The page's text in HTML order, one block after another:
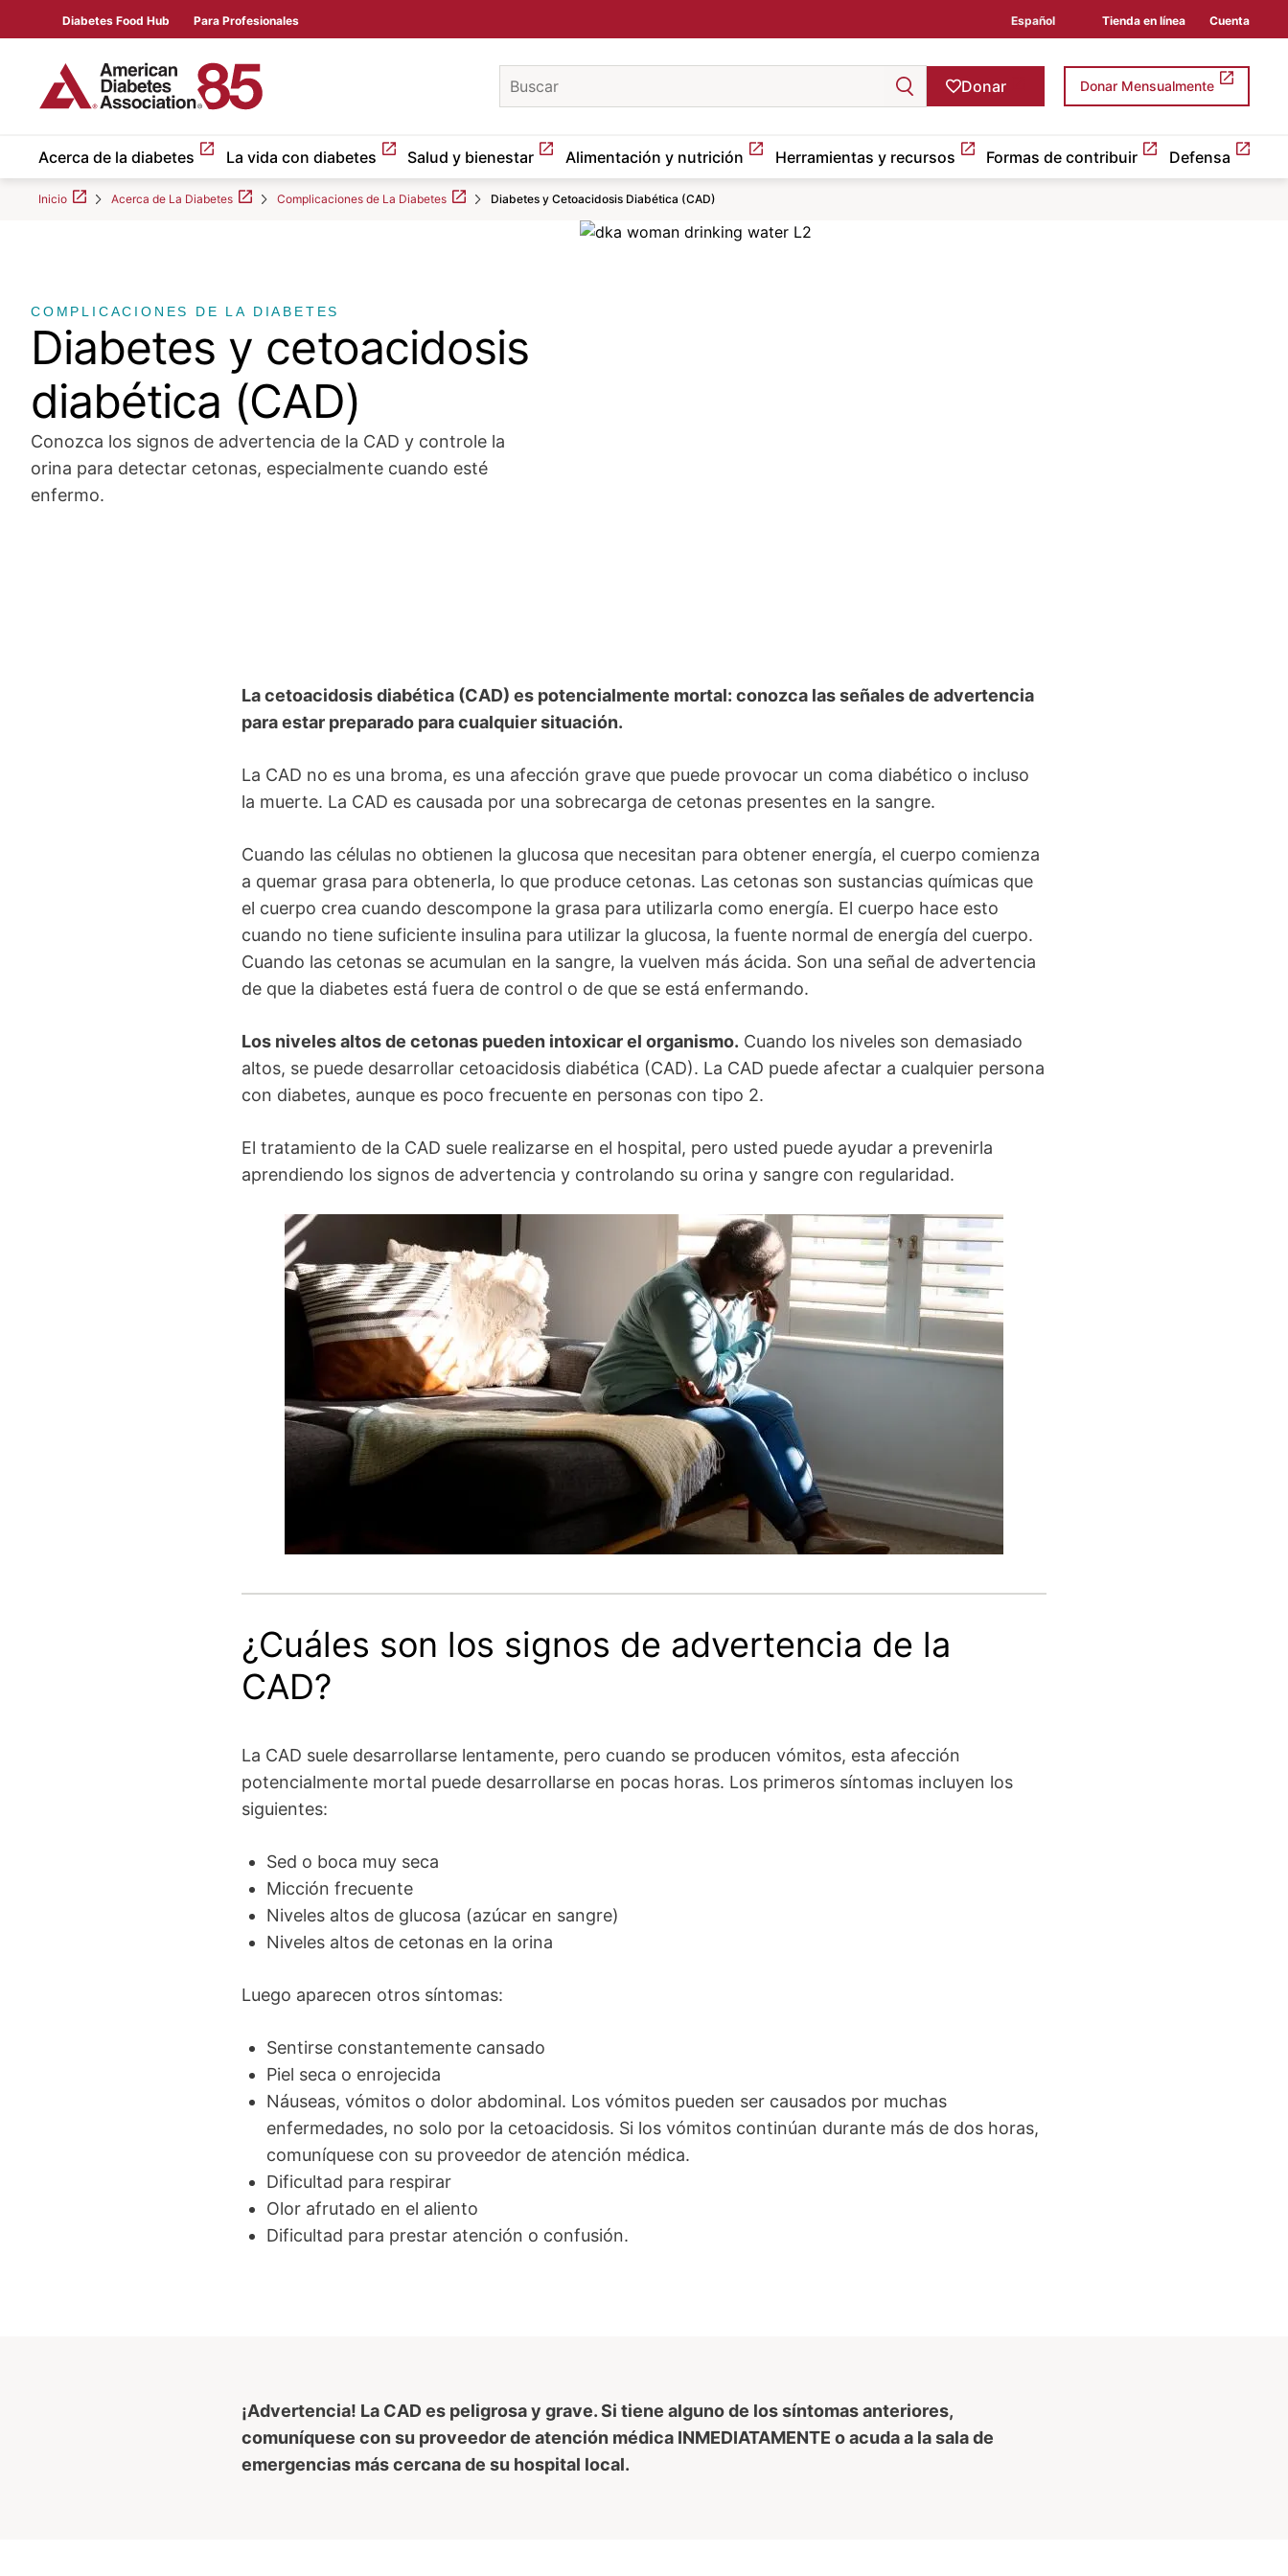
Diabetes Food Hub Para Profesionales Español Tienda en línea Cuenta
keywords Donar Donar Mensualmente
Acerca de la diabetes La vida con diabetes Salud y bienestar Alimentación y nutrición Herramientas y recursos Formas de contribuir Defensa
Inicio Acerca de La Diabetes Complicaciones de La Diabetes Diabetes y Cetoacidosis Diabética (CAD)
content
COMPLICACIONES DE LA DIABETES
Diabetes y cetoacidosis
diabética (CAD)
Conozca los signos de advertencia de la CAD y controle la
orina para detectar cetonas, especialmente cuando esté
enfermo.
Image
La cetoacidosis diabética (CAD) es potencialmente mortal: conozca las señales de advertencia
para estar preparado para cualquier situación.
La CAD no es una broma, es una afección grave que puede provocar un coma diabético o incluso
la muerte. La CAD es causada por una sobrecarga de cetonas presentes en la sangre.
Cuando las células no obtienen la glucosa que necesitan para obtener energía, el cuerpo comienza
a quemar grasa para obtenerla, lo que produce cetonas. Las cetonas son sustancias químicas que
el cuerpo crea cuando descompone la grasa para utilizarla como energía. El cuerpo hace esto
cuando no tiene suficiente insulina para utilizar la glucosa, la fuente normal de energía del cuerpo.
Cuando las cetonas se acumulan en la sangre, la vuelven más ácida. Son una señal de advertencia
de que la diabetes está fuera de control o de que se está enfermando.
Los niveles altos de cetonas pueden intoxicar el organismo. Cuando los niveles son demasiado
altos, se puede desarrollar cetoacidosis diabética (CAD). La CAD puede afectar a cualquier persona
con diabetes, aunque es poco frecuente en personas con tipo 2.
El tratamiento de la CAD suele realizarse en el hospital, pero usted puede ayudar a prevenirla
aprendiendo los signos de advertencia y controlando su orina y sangre con regularidad.
Image
¿Cuáles son los signos de advertencia de la
CAD?
La CAD suele desarrollarse lentamente, pero cuando se producen vómitos, esta afección
potencialmente mortal puede desarrollarse en pocas horas. Los primeros síntomas incluyen los
siguientes:
Sed o boca muy seca
Micción frecuente
Niveles altos de glucosa (azúcar en sangre)
Niveles altos de cetonas en la orina
Luego aparecen otros síntomas:
Sentirse constantemente cansado
Piel seca o enrojecida
Náuseas, vómitos o dolor abdominal. Los vómitos pueden ser causados por muchas
enfermedades, no solo por la cetoacidosis. Si los vómitos continúan durante más de dos horas,
comuníquese con su proveedor de atención médica.
Dificultad para respirar
Olor afrutado en el aliento
Dificultad para prestar atención o confusión.
¡Advertencia! La CAD es peligrosa y grave. Si tiene alguno de los síntomas anteriores,
comuníquese con su proveedor de atención médica INMEDIATAMENTE o acuda a la sala de
emergencias más cercana de su hospital local.